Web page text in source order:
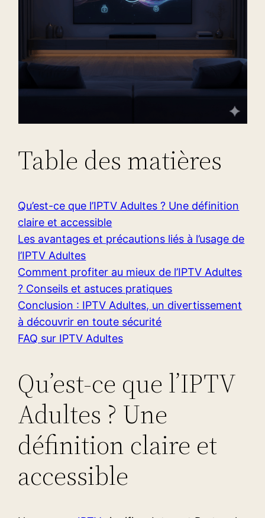
Table des matières
Qu’est-ce que l’IPTV Adultes ? Une définition
claire et accessible
Les avantages et précautions liés à l’usage de
l’IPTV Adultes
Comment profiter au mieux de l’IPTV Adultes
? Conseils et astuces pratiques
Conclusion : IPTV Adultes, un divertissement
à découvrir en toute sécurité
FAQ sur IPTV Adultes
Qu’est-ce que l’IPTV
Adultes ? Une
définition claire et
accessible